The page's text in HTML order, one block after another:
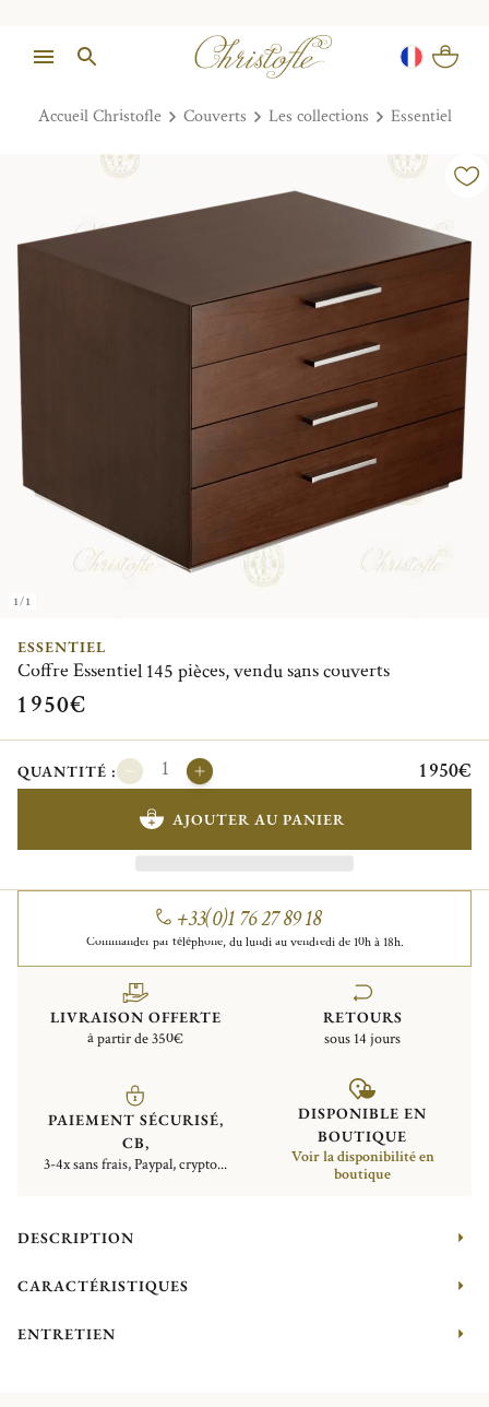
Accueil Christofle Couverts Les collections Essentiel
1/1
ESSENTIEL
Coffre Essentiel 145 pièces, vendu sans couverts
1 950€
QUANTITÉ : 1 950€
AJOUTER AU PANIER
+33(0)1 76 27 89 18
Commander par téléphone, du lundi au vendredi de 10h à 18h.
LIVRAISON OFFERTE
à partir de 350€
RETOURS
sous 14 jours
PAIEMENT SÉCURISÉ,
CB,
3-4x sans frais, Paypal, crypto...
DISPONIBLE EN
BOUTIQUE
Voir la disponibilité en
boutique
DESCRIPTION
CARACTÉRISTIQUES
ENTRETIEN